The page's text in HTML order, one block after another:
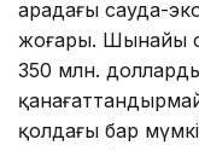
арадағы сауда-
жоғары. Шынайы
350 млн.
қолдағы бар